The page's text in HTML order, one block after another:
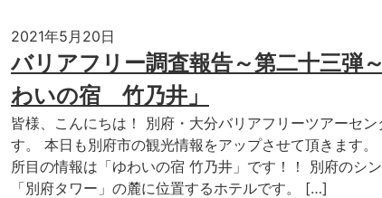
2021年5月20日
バリアフリー調査報告～第二十三弾
わいの宿 竹乃井」
皆様、こんにちは！ 別府・大分バリアフリーツアーセン
す。 本日も別府市の観光情報をアップさせて頂きます。
所目の情報は「ゆわいの宿 竹乃井」です！！ 別府のシ
「別府タワー」の麓に位置するホテルです。 […]